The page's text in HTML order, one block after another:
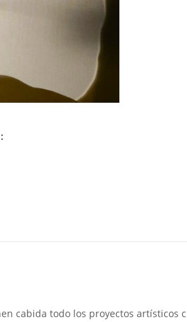
cabida todo los proyectos artísticos